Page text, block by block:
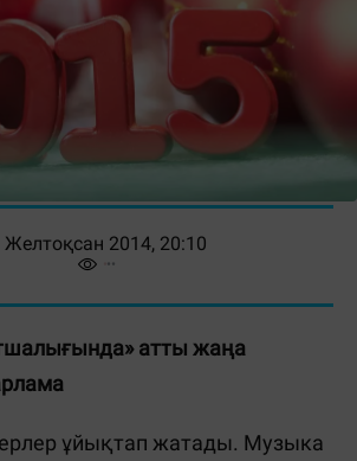
Желтоқсан 2014, 20:10
атты жаңа
ұйықтап жатады. Музыка